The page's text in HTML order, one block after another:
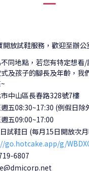
開放試鞋服務，歡迎至辦公
同地點，若您有特定想看
及孩子的腳長及年齡，我
中山區長春路328號7樓
五08:30~17:30 (例假日除
五09:00~17:00
日 (每月15日開放次月
go.hotcake.app/g/
6807